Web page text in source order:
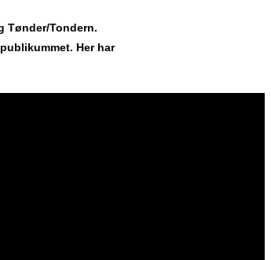
Tønder/Tondern.
Her har